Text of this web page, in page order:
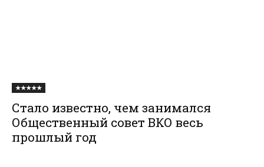
★★★★★
Стало известно, чем занимался
Общественный совет ВКО весь
прошлый год